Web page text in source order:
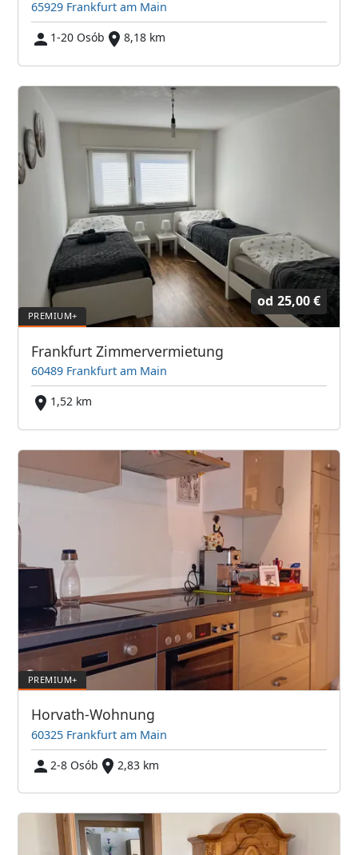
65929 Frankfurt am Main
1-20 Osób
8,18 km
od 25,00 €
Frankfurt Zimmervermietung
60489 Frankfurt am Main
1,52 km
Horvath-Wohnung
60325 Frankfurt am Main
2-8 Osób
2,83 km